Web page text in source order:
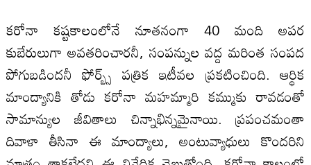
కరోనా కష్టకాలంలోనే నూతనంగా 40 మంది అపర
కుబేరులుగా అవతరించారనీ, సంపన్నుల‌ వద్ద మరింత సంపద
పోగుబడిందనీ ఫోర్బ్స్‌ పత్రిక ఇటీవల‌ ప్రకటించింది. ఆర్థిక
మాంద్యానికి తోడు కరోనా మహమ్మారి కమ్ముకు రావడంతో
సామాన్యుల‌ జీవితాలు చిన్నాభిన్నమైనాయి. ప్రపంచమంతా
దివాళా తీసినా ఈ మాంద్యాలు, అంటువ్యాధులు కొందరిని